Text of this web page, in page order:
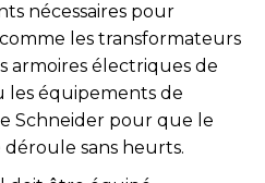
nécessaires pour
comme les transformateurs
armoires électriques de
les équipements de
Schneider pour que le
déroule sans heurts.